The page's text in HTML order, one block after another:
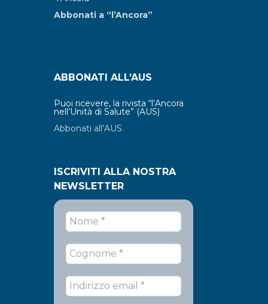
Abbonati a “l’Ancora”
ABBONATI ALL’AUS
Puoi ricevere, la rivista “l’Ancora
nell’Unità di Salute” (AUS)
Abbonati all’AUS
ISCRIVITI ALLA NOSTRA
NEWSLETTER